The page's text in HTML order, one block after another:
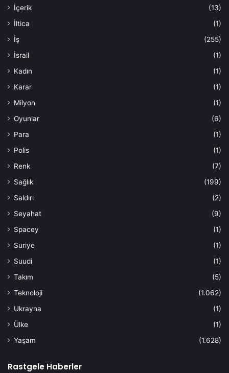
İçerik
(13)
İltica
(1)
İş
(255)
İsrail
(1)
Kadın
(1)
Karar
(1)
Milyon
(1)
Oyunlar
(6)
Para
(1)
Polis
(1)
Renk
(7)
Sağlık
(199)
Saldırı
(2)
Seyahat
(9)
Spacey
(1)
Suriye
(1)
Suudi
(1)
Takım
(5)
Teknoloji
(1.062)
Ukrayna
(1)
Ülke
(1)
Yaşam
(1.628)
Rastgele Haberler